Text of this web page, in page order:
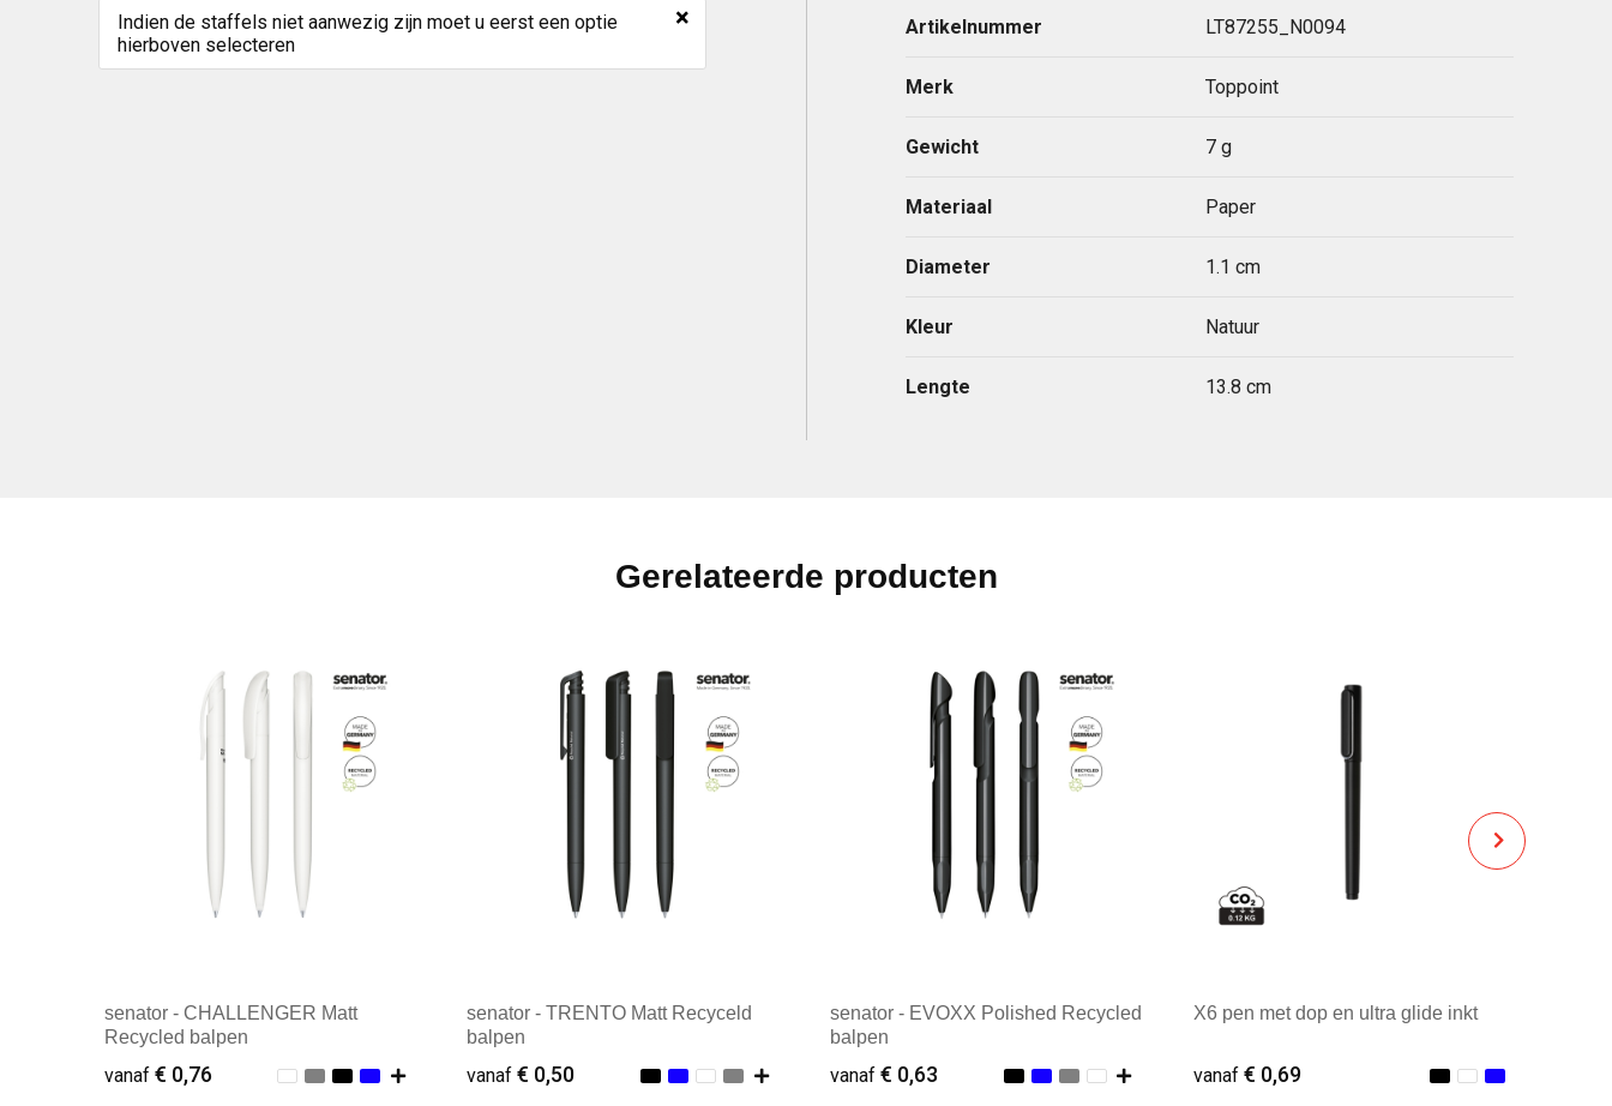
Indien de staffels niet aanwezig zijn moet u eerst een optie
hierboven selecteren
× Artikelnummer LT87255_N0094
Merk Toppoint
Gewicht 7 g
Materiaal Paper
Diameter 1.1 cm
Kleur Natuur
Lengte 13.8 cm
Gerelateerde producten
senator - CHALLENGER Matt
Recycled balpen
vanaf € 0,76
senator - TRENTO Matt Recyceld
balpen
vanaf€ 0,50
senator - EVOXX Polished Recycled
balpen
vanaf € 0,63
X6 pen met dop en ultra glide inkt
vanaf € 0,69